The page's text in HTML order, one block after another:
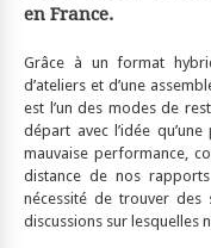
en France.
Grâce à un format
d’ateliers et d’une
est l’un des modes de
départ avec l’idée
mauvaise performance,
distance de nos
nécessité de trouver des
discussions sur lesquelles